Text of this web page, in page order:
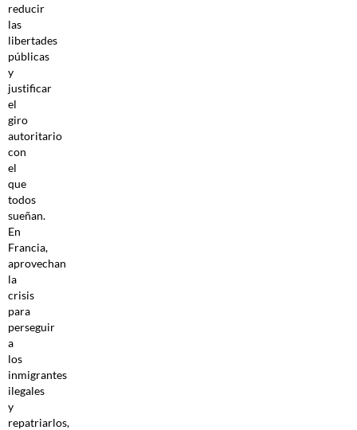
reducir
las
libertades
públicas
y
justificar
el
giro
autoritario
con
el
que
todos
sueñan.
En
Francia,
aprovechan
la
crisis
para
perseguir
a
los
inmigrantes
ilegales
y
repatriarlos,